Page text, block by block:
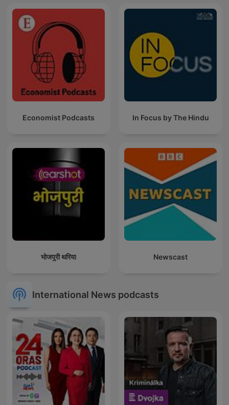
Economist Podcasts In Focus by The Hindu
भोजपुरी थरिया Newscast
International News podcasts